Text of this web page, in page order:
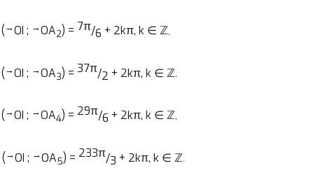
(→OI ; →OA2) = 7π/6 + 2kπ, k ∈ ℤ,
(→OI ; →OA3) = 37π/2 + 2kπ, k ∈ ℤ,
(→OI ; →OA4) = 29π/6 + 2kπ, k ∈ ℤ,
(→OI ; →OA5) = 233π/3 + 2kπ, k ∈ ℤ.